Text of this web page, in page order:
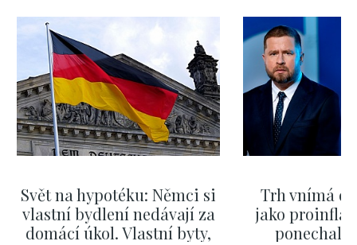
Svět na hypotéku: Němci si
vlastní bydlení nedávají za
domácí úkol. Vlastní byty,
Trh vnímá
jako
ponechali